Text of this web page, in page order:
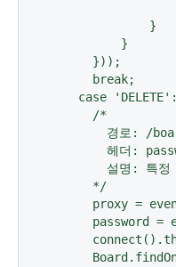
              }
          }
      }));
      break;
    case 'DELETE':
      /*
경로: /
헤더:
설명: 특정
      */
proxy =
password =